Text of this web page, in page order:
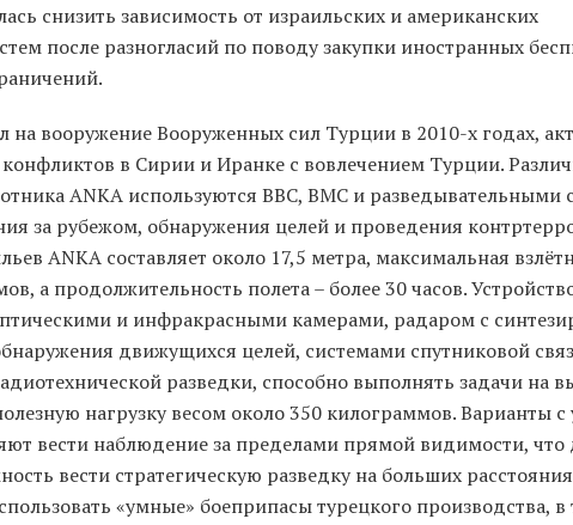
снизить зависимость от израильских и американских
после разногласий по поводу закупки иностранных
на вооружение Вооруженных сил Турции в 2010-х годах,
конфликтов в Сирии и Иранке с вовлечением Турции.
ANKA используются ВВС, ВМС и разведывательными
за рубежом, обнаружения целей и проведения
ANKA составляет около 17,5 метра, максимальная
а продолжительность полета – более 30 часов.
и инфракрасными камерами, радаром с
движущихся целей, системами спутниковой
разведки, способно выполнять задачи на
нагрузку весом около 350 килограммов. Варианты
вести наблюдение за пределами прямой видимости, что
вести стратегическую разведку на больших
«умные» боеприпасы турецкого производства, в